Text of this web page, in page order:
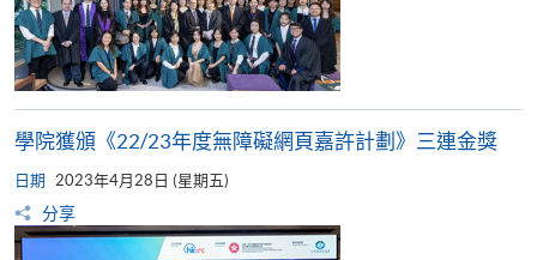
學院獲頒《22/23年度無障礙網頁嘉許計劃》三連金獎
日期 2023年4月28日 (星期五)
分享